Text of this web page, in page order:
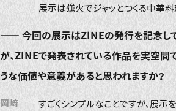
展示は強火でジャッとつくる中華料
―― 今回の展示はZINEの発行を記念し
が、ZINEで発表されている作品を実空間
うな価値や意義があると思われますか？
岡﨑
すごくシンプルなことですが、展示